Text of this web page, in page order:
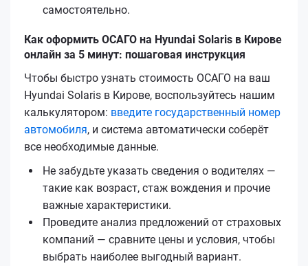
самостоятельно.
Как оформить ОСАГО на Hyundai Solaris в Кирове
онлайн за 5 минут: пошаговая инструкция
Чтобы быстро узнать стоимость ОСАГО на ваш
Hyundai Solaris в Кирове, воспользуйтесь нашим
калькулятором: введите государственный номер
автомобиля, и система автоматически соберёт
все необходимые данные.
Не забудьте указать сведения о водителях —
такие как возраст, стаж вождения и прочие
важные характеристики.
Проведите анализ предложений от страховых
компаний — сравните цены и условия, чтобы
выбрать наиболее выгодный вариант.